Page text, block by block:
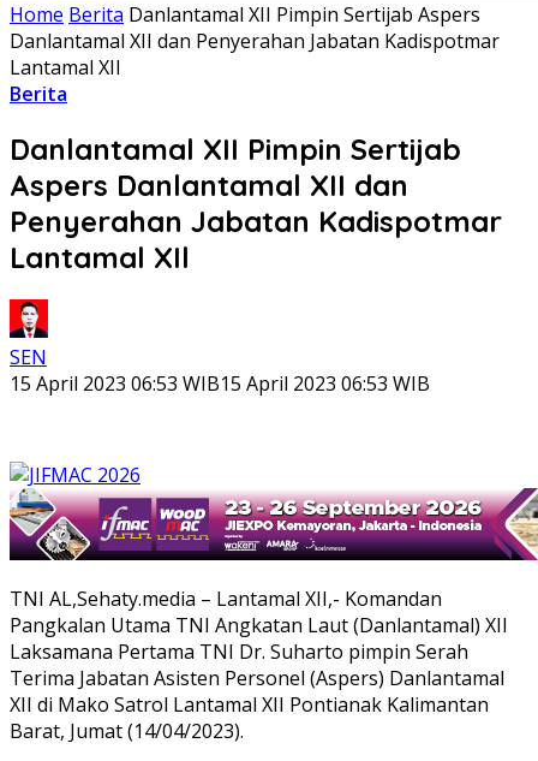
Home Berita Danlantamal XII Pimpin Sertijab Aspers
Danlantamal XII dan Penyerahan Jabatan Kadispotmar
Lantamal XIl
Berita
Danlantamal XII Pimpin Sertijab
Aspers Danlantamal XII dan
Penyerahan Jabatan Kadispotmar
Lantamal XIl
SEN
15 April 2023 06:53 WIB15 April 2023 06:53 WIB
TNI AL,Sehaty.media – Lantamal XII,- Komandan
Pangkalan Utama TNI Angkatan Laut (Danlantamal) XII
Laksamana Pertama TNI Dr. Suharto pimpin Serah
Terima Jabatan Asisten Personel (Aspers) Danlantamal
XII di Mako Satrol Lantamal XII Pontianak Kalimantan
Barat, Jumat (14/04/2023).